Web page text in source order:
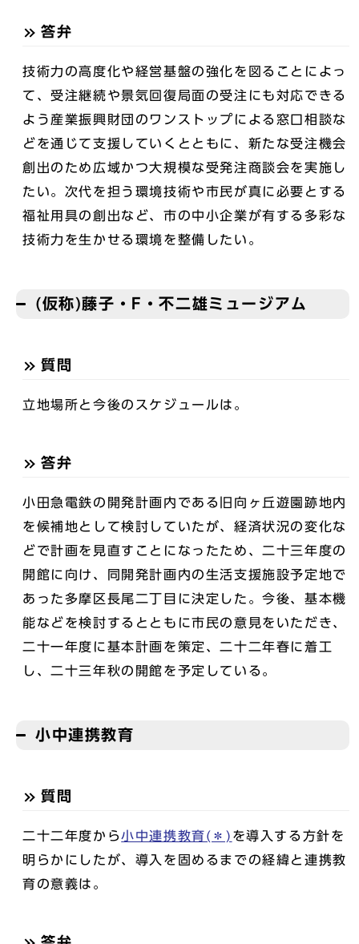
答弁
技術力の高度化や経営基盤の強化を図ることによっ
て、受注継続や景気回復局面の受注にも対応できる
よう産業振興財団のワンストップによる窓口相談な
どを通じて支援していくとともに、新たな受注機会
創出のため広域かつ大規模な受発注商談会を実施し
たい。次代を担う環境技術や市民が真に必要とする
福祉用具の創出など、市の中小企業が有する多彩な
技術力を生かせる環境を整備したい。
(仮称)藤子・F・不二雄ミュージアム
質問
立地場所と今後のスケジュールは。
答弁
小田急電鉄の開発計画内である旧向ヶ丘遊園跡地内
を候補地として検討していたが、経済状況の変化な
どで計画を見直すことになったため、二十三年度の
開館に向け、同開発計画内の生活支援施設予定地で
あった多摩区長尾二丁目に決定した。今後、基本機
能などを検討するとともに市民の意見をいただき、
二十一年度に基本計画を策定、二十二年春に着工
し、二十三年秋の開館を予定している。
小中連携教育
質問
二十二年度から小中連携教育(＊) を導入する方針を
明らかにしたが、導入を固めるまでの経緯と連携教
育の意義は。